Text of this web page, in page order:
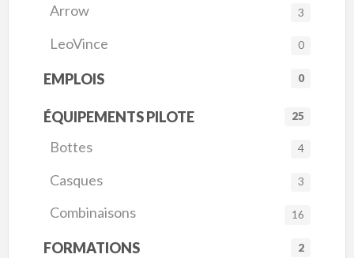
Arrow 3
LeoVince 0
EMPLOIS 0
ÉQUIPEMENTS PILOTE 25
Bottes 4
Casques 3
Combinaisons 16
FORMATIONS 2